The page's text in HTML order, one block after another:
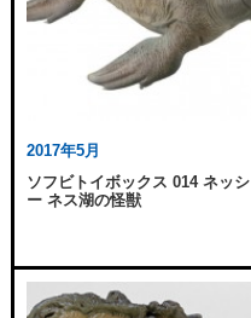
2017年5月
ソフビトイボックス 014 ネッシ
ー ネス湖の怪獣